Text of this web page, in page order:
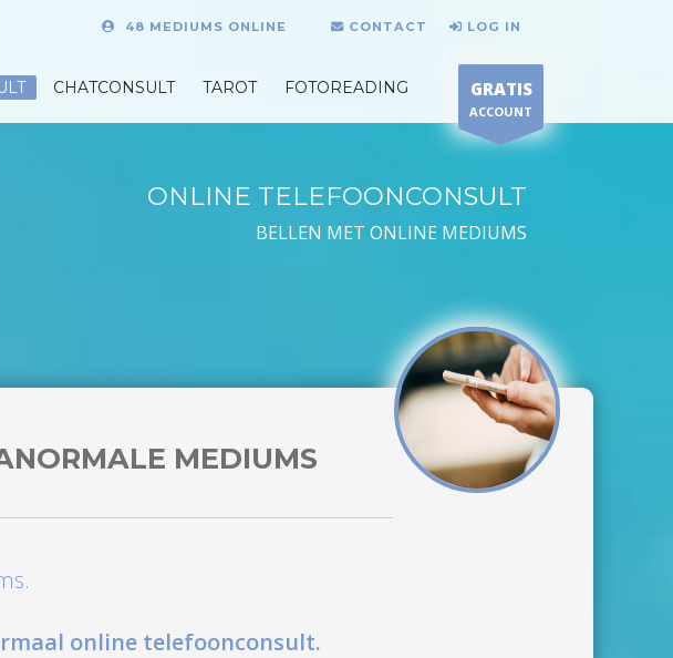
48 MEDIUMS ONLINE CONTACT LOG IN
CHATCONSULT TAROT FOTOREADING GRATIS
ACCOUNT
ONLINE TELEFOONCONSULT
BELLEN MET ONLINE MEDIUMS
MEDIUMS
online telefoonconsult.